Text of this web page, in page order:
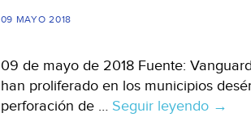
09 MAYO 2018
09 de mayo de 2018 Fuente:
han proliferado en los municipios
perforación de … Seguir leyendo →